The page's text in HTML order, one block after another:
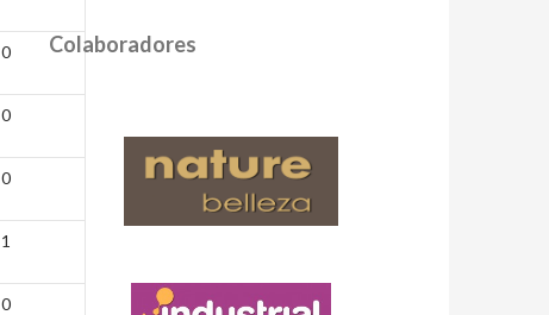
0
0
0
1
0
Colaboradores